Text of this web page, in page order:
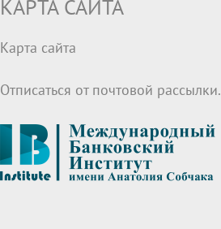
КАРТА САЙТА
Карта сайта
Отписаться от почтовой рассылки.